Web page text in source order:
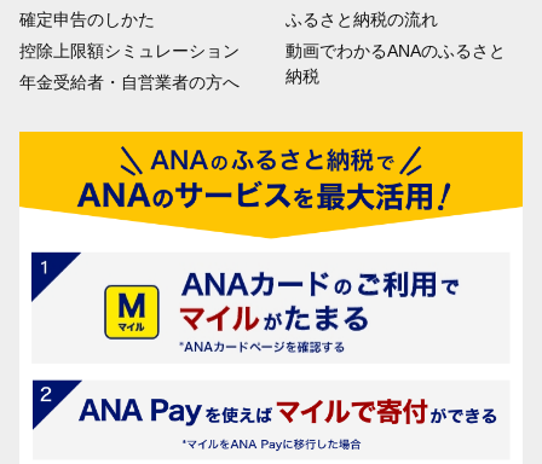
確定申告のしかた
控除上限額シミュレーション
年金受給者・自営業者の方へ
ふるさと納税の流れ
動画でわかるANAのふるさと
納税